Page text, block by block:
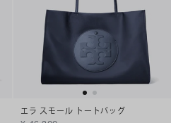
エラ スモール トートバッグ